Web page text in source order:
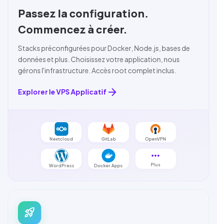
Passez la configuration.
Commencez à créer.
Stacks préconfigurées pourDocker , Node.js, bases de
données et plus. Choisissez votre application, nous
gérons l'infrastructure. Accès root complet inclus.
Explorer le VPS Applicatif arrow_forward
Nextcloud GitLab OpenVPN
WordPress Docker Apps
more_horiz
Plus
rocket_launch